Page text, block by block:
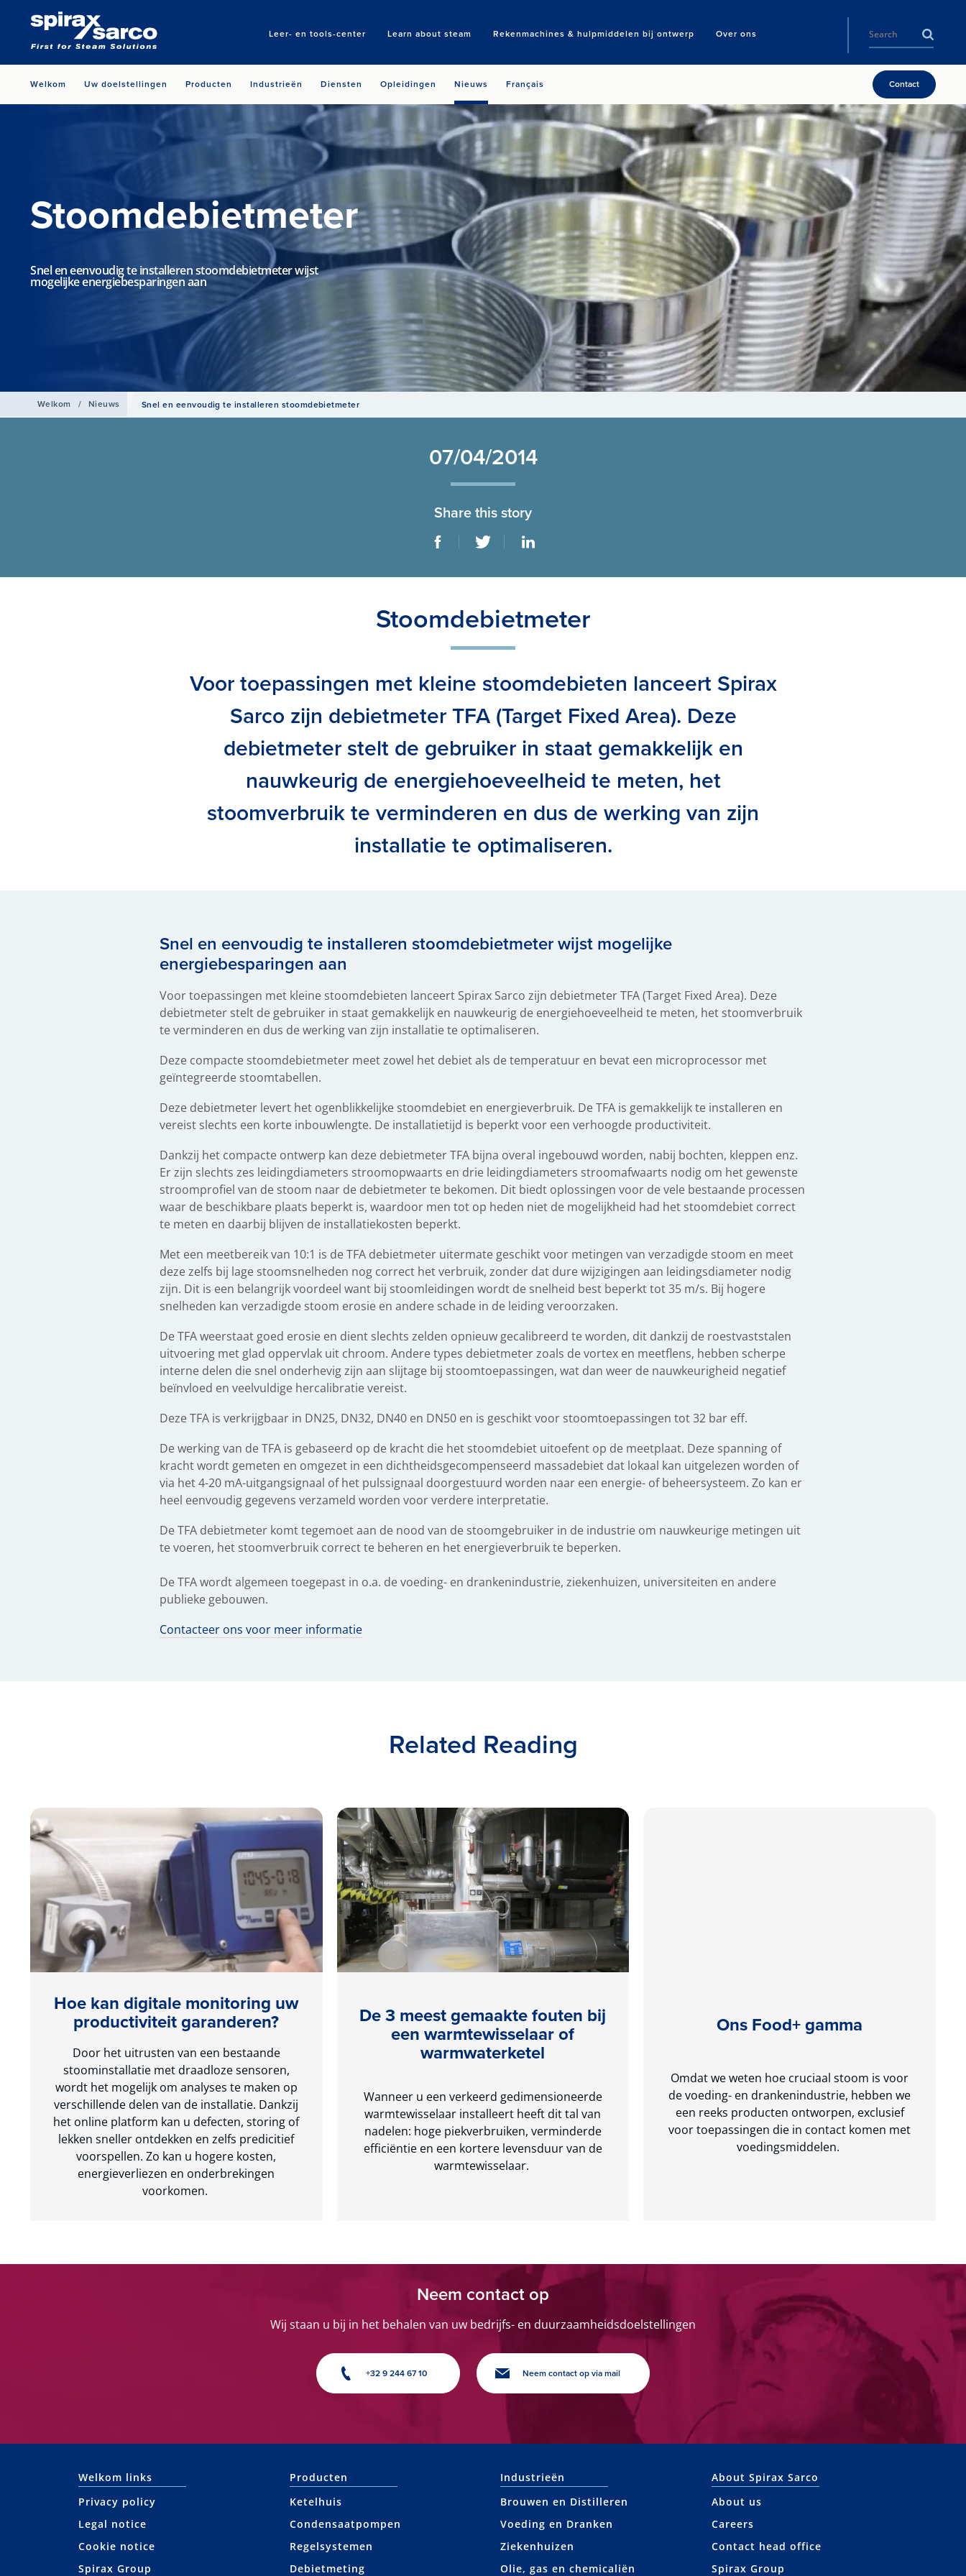
Leer- en tools-center Learn about steam Rekenmachines & hulpmiddelen bij ontwerp Over ons
Search
Welkom Uw doelstellingen Producten Industrieën Diensten Opleidingen Nieuws Français Contact
Stoomdebietmeter
Snel en eenvoudig te installeren stoomdebietmeter wijst
mogelijke energiebesparingen aan
Welkom / Nieuws Snel en eenvoudig te installeren stoomdebietmeter
07/04/2014
Share this story
Stoomdebietmeter
Voor toepassingen met kleine stoomdebieten lanceert Spirax
Sarco zijn debietmeter TFA (Target Fixed Area). Deze
debietmeter stelt de gebruiker in staat gemakkelijk en
nauwkeurig de energiehoeveelheid te meten, het
stoomverbruik te verminderen en dus de werking van zijn
installatie te optimaliseren.
Snel en eenvoudig te installeren stoomdebietmeter wijst mogelijke
energiebesparingen aan
Voor toepassingen met kleine stoomdebieten lanceert Spirax Sarco zijn debietmeter TFA (Target Fixed Area). Deze
debietmeter stelt de gebruiker in staat gemakkelijk en nauwkeurig de energiehoeveelheid te meten, het stoomverbruik
te verminderen en dus de werking van zijn installatie te optimaliseren.
Deze compacte stoomdebietmeter meet zowel het debiet als de temperatuur en bevat een microprocessor met
geïntegreerde stoomtabellen.
Deze debietmeter levert het ogenblikkelijke stoomdebiet en energieverbruik. De TFA is gemakkelijk te installeren en
vereist slechts een korte inbouwlengte. De installatietijd is beperkt voor een verhoogde productiviteit.
Dankzij het compacte ontwerp kan deze debietmeter TFA bijna overal ingebouwd worden, nabij bochten, kleppen enz.
Er zijn slechts zes leidingdiameters stroomopwaarts en drie leidingdiameters stroomafwaarts nodig om het gewenste
stroomprofiel van de stoom naar de debietmeter te bekomen. Dit biedt oplossingen voor de vele bestaande processen
waar de beschikbare plaats beperkt is, waardoor men tot op heden niet de mogelijkheid had het stoomdebiet correct
te meten en daarbij blijven de installatiekosten beperkt.
Met een meetbereik van 10:1 is de TFA debietmeter uitermate geschikt voor metingen van verzadigde stoom en meet
deze zelfs bij lage stoomsnelheden nog correct het verbruik, zonder dat dure wijzigingen aan leidingsdiameter nodig
zijn. Dit is een belangrijk voordeel want bij stoomleidingen wordt de snelheid best beperkt tot 35 m/s. Bij hogere
snelheden kan verzadigde stoom erosie en andere schade in de leiding veroorzaken.
De TFA weerstaat goed erosie en dient slechts zelden opnieuw gecalibreerd te worden, dit dankzij de roestvaststalen
uitvoering met glad oppervlak uit chroom. Andere types debietmeter zoals de vortex en meetflens, hebben scherpe
interne delen die snel onderhevig zijn aan slijtage bij stoomtoepassingen, wat dan weer de nauwkeurigheid negatief
beïnvloed en veelvuldige hercalibratie vereist.
Deze TFA is verkrijgbaar in DN25, DN32, DN40 en DN50 en is geschikt voor stoomtoepassingen tot 32 bar eff.
De werking van de TFA is gebaseerd op de kracht die het stoomdebiet uitoefent op de meetplaat. Deze spanning of
kracht wordt gemeten en omgezet in een dichtheidsgecompenseerd massadebiet dat lokaal kan uitgelezen worden of
via het 4-20 mA-uitgangsignaal of het pulssignaal doorgestuurd worden naar een energie- of beheersysteem. Zo kan er
heel eenvoudig gegevens verzameld worden voor verdere interpretatie.
De TFA debietmeter komt tegemoet aan de nood van de stoomgebruiker in de industrie om nauwkeurige metingen uit
te voeren, het stoomverbruik correct te beheren en het energieverbruik te beperken.
De TFA wordt algemeen toegepast in o.a. de voeding- en drankenindustrie, ziekenhuizen, universiteiten en andere
publieke gebouwen.
Contacteer ons voor meer informatie
Related Reading
Hoe kan digitale monitoring uw
productiviteit garanderen?
Door het uitrusten van een bestaande
stoominstallatie met draadloze sensoren,
wordt het mogelijk om analyses te maken op
verschillende delen van de installatie. Dankzij
het online platform kan u defecten, storing of
lekken sneller ontdekken en zelfs predicitief
voorspellen. Zo kan u hogere kosten,
energieverliezen en onderbrekingen
voorkomen.
De 3 meest gemaakte fouten bij
een warmtewisselaar of
warmwaterketel
Wanneer u een verkeerd gedimensioneerde
warmtewisselaar installeert heeft dit tal van
nadelen: hoge piekverbruiken, verminderde
efficiëntie en een kortere levensduur van de
warmtewisselaar.
Ons Food+ gamma
Omdat we weten hoe cruciaal stoom is voor
de voeding- en drankenindustrie, hebben we
een reeks producten ontworpen, exclusief
voor toepassingen die in contact komen met
voedingsmiddelen.
Neem contact op
Wij staan u bij in het behalen van uw bedrijfs- en duurzaamheidsdoelstellingen
+32 9 244 67 10 Neem contact op via mail
Welkom links
Privacy policy
Legal notice
Cookie notice
Spirax Group
Producten
Ketelhuis
Condensaatpompen
Regelsystemen
Debietmeting
Industrieën
Brouwen en Distilleren
Voeding en Dranken
Ziekenhuizen
Olie, gas en chemicaliën
About Spirax Sarco
About us
Careers
Contact head office
Spirax Group